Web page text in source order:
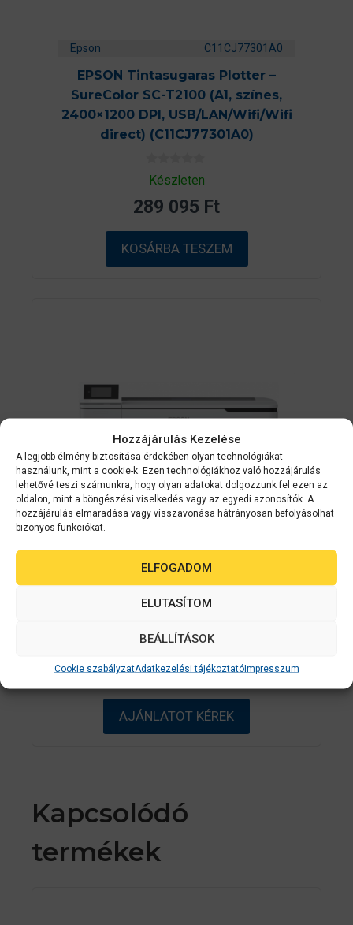
Hozzájárulás Kezelése
A legjobb élmény biztosítása érdekében olyan technológiákat
használunk, mint a cookie-k. Ezen technológiákhoz való hozzájárulás
lehetővé teszi számunkra, hogy olyan adatokat dolgozzunk fel ezen az
oldalon, mint a böngészési viselkedés vagy az egyedi azonosítók. A
hozzájárulás elmaradása vagy visszavonása hátrányosan befolyásolhat
bizonyos funkciókat.
ELFOGADOM
ELUTASÍTOM
BEÁLLÍTÁSOK
Cookie szabályzatAdatkezelési tájékoztatóImpresszum
Epson C11CJ77301A0
EPSON Tintasugaras Plotter –
SureColor SC-T2100 (A1, színes,
2400×1200 DPI, USB/LAN/Wifi/Wifi
direct) (C11CJ77301A0)
0
a
5
b
ő
l
Készleten
289 095 Ft
KOSÁRBA TESZEM
EPSON Tintasugaras Plotter –
SureColor SC-T3100N (A1, színes,
2400×1200 DPI, USB/LAN/Wifi/Wifi
direct) (C11CF11301A0)
0
z
-
ő
Érdeklődjön
AJÁNLATOT KÉREK
Kapcsolódó
termékek